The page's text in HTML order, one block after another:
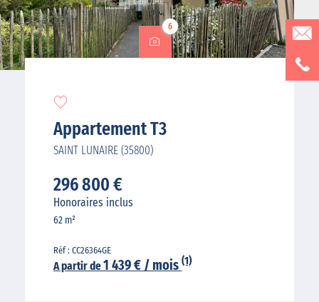
6
Appartement T3
SAINT LUNAIRE (35800)
296 800 €
Honoraires inclus
62 m²
Réf : CC26364GE
A partir de1 439 € / mois (1)